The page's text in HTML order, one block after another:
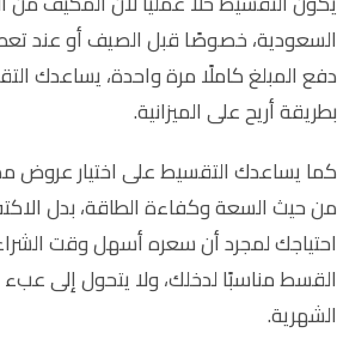
السعودية، خصوصًا قبل الصيف أو عند
دفع المبلغ كاملًا مرة واحدة، يساعدك
بطريقة أريح على الميزانية.
كما يساعدك التقسيط على اختيارعروض
من حيث السعة وكفاءة الطاقة، بدل
احتياجك لمجرد أن سعره أسهل وقت
القسط مناسبًا لدخلك، ولا يتحول إلى
الشهرية.